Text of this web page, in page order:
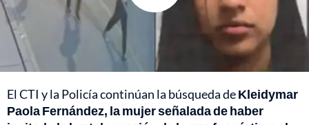
El CTI y la Policía continúan la búsqueda deKleidymar
Paola Fernández, la mujer señalada de haber